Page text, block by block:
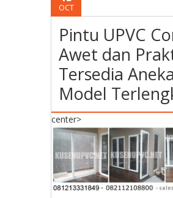
OCT
Pintu UPVC
Awet dan
Tersedia Aneka
Model
center>